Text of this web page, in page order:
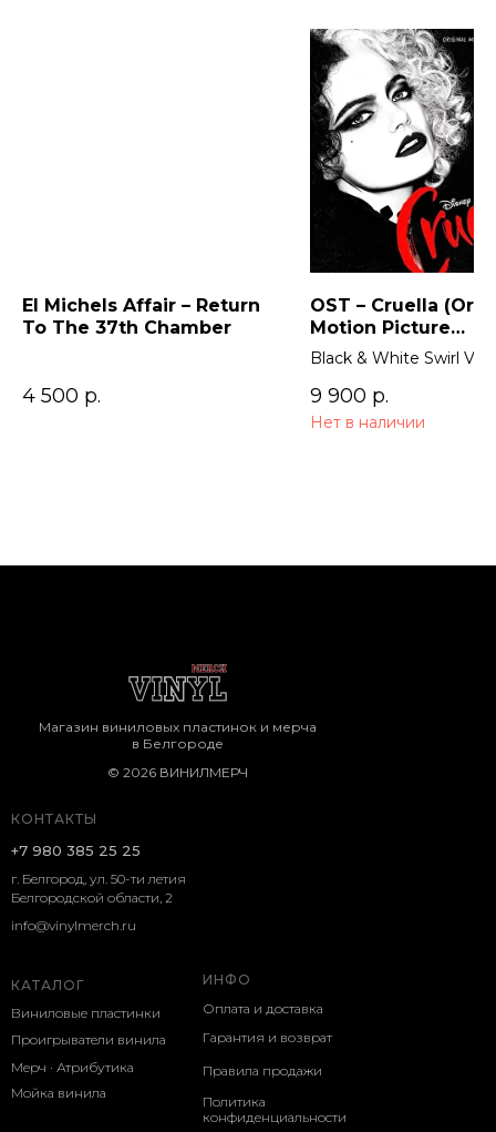
El Michels Affair – Return
To The 37th Chamber
4 500 р.
OST – Cruella
Motion Picture
Soundtrack) 2LP
Black & White Swirl
9 900 р.
Нет в наличии
КОНТАКТЫ
г. Белгород, ул. 50-ти летия
Белгородской области, 2
КАТАЛОГ
Виниловые пластинки
ИНФО
Оплата и доставка
+7 980 385 25 25
Магазин виниловых пластинок и мерча
в Белгороде
Проигрыватели винила
Мерч · Атрибутика
Мойка винила
Гарантия и возврат
Политика
конфиденциальности
Правила продажи
© 2026 ВИНИЛМЕРЧ
info@vinylmerch.ru